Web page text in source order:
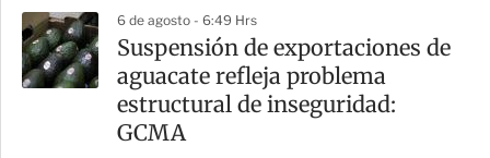
a
r
t
6 de agosto - 6:49 Hrs
Suspensión de exportaciones de
aguacate refleja problema
estructural de inseguridad:
GCMA